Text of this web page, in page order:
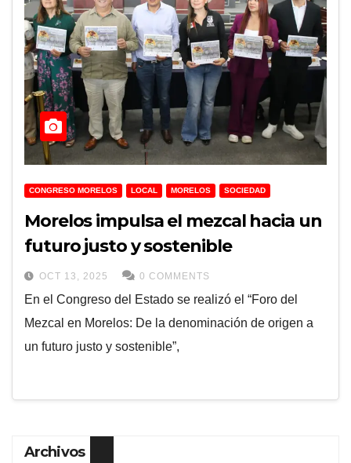
CONGRESO MORELOS LOCAL MORELOS SOCIEDAD
Morelos impulsa el mezcal hacia un
futuro justo y sostenible
OCT 13, 2025 0 COMMENTS
En el Congreso del Estado se realizó el “Foro del
Mezcal en Morelos: De la denominación de origen a
un futuro justo y sostenible”,
Archivos